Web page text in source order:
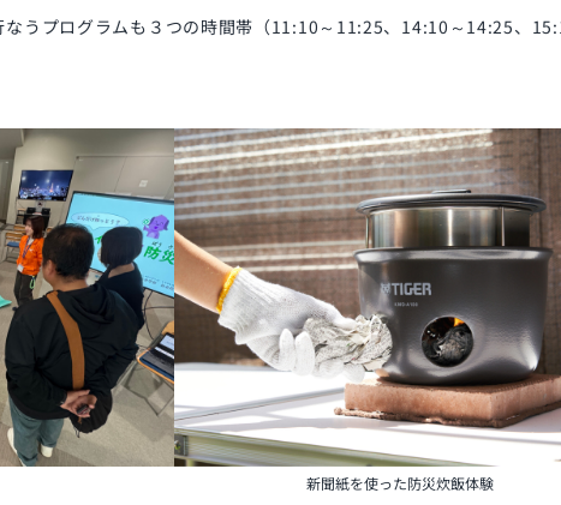
なうプログラムも３つの時間帯（11:10～11:25、14:10～14:25、
新聞紙を使った防災炊飯体験